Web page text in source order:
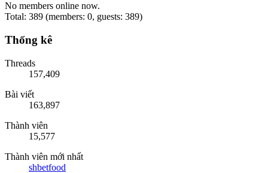
No members online now.
Total: 389 (members: 0, guests: 389)
Thống kê
Threads
157,409
Bài viết
163,897
Thành viên
15,577
Thành viên mới nhất
shbetfood